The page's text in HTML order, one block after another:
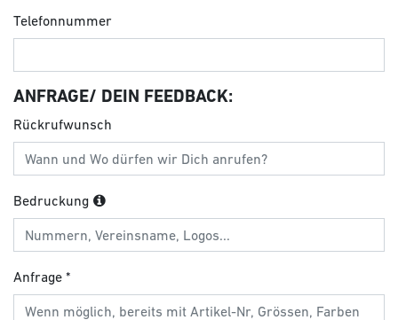
Telefonnummer
ANFRAGE/ DEIN FEEDBACK:
Rückrufwunsch
Bedruckung
Anfrage